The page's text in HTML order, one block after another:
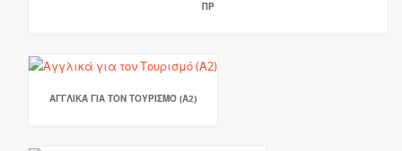
ΠΡ
ΑΓΓΛΙΚΆ ΓΙΑ ΤΟΝ ΤΟΥΡΙΣΜΌ (Α2)